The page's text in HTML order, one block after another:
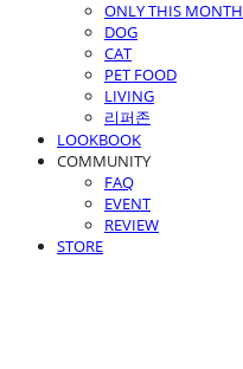
ONLY THIS MONTH
DOG
CAT
PET FOOD
LIVING
리퍼존
LOOKBOOK
COMMUNITY
FAQ
EVENT
REVIEW
STORE